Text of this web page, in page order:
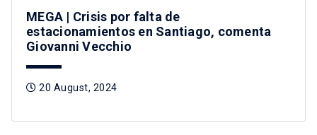
MEGA | Crisis por falta de
estacionamientos en Santiago, comenta
Giovanni Vecchio
20 August, 2024